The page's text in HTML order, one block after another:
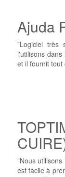
Ajuda
"Logiciel très
l'utilisons
et il fournit
"Nous utilisons
est facile à